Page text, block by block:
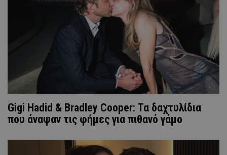
Gigi Hadid & Bradley Cooper: Τα δαχτυλίδια
που άναψαν τις φήμες για πιθανό γάμο